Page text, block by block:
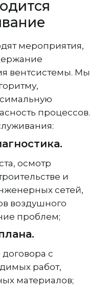
мероприятия,
вентсистемы. Мы
процессов.
осмотр
и
сетей,
воздушного
проблем;
с
работ,
материалов;